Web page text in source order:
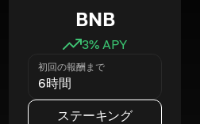
BNB
3% APY
初回の報酬まで
6時間
ステーキング